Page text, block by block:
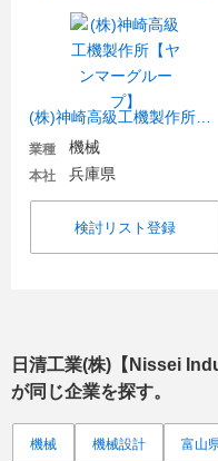
業種 機械
本社 兵庫県
検討リスト登録
日清工業(株)【Nissei
が同じ企業を探す。
機械 機械設計 富山